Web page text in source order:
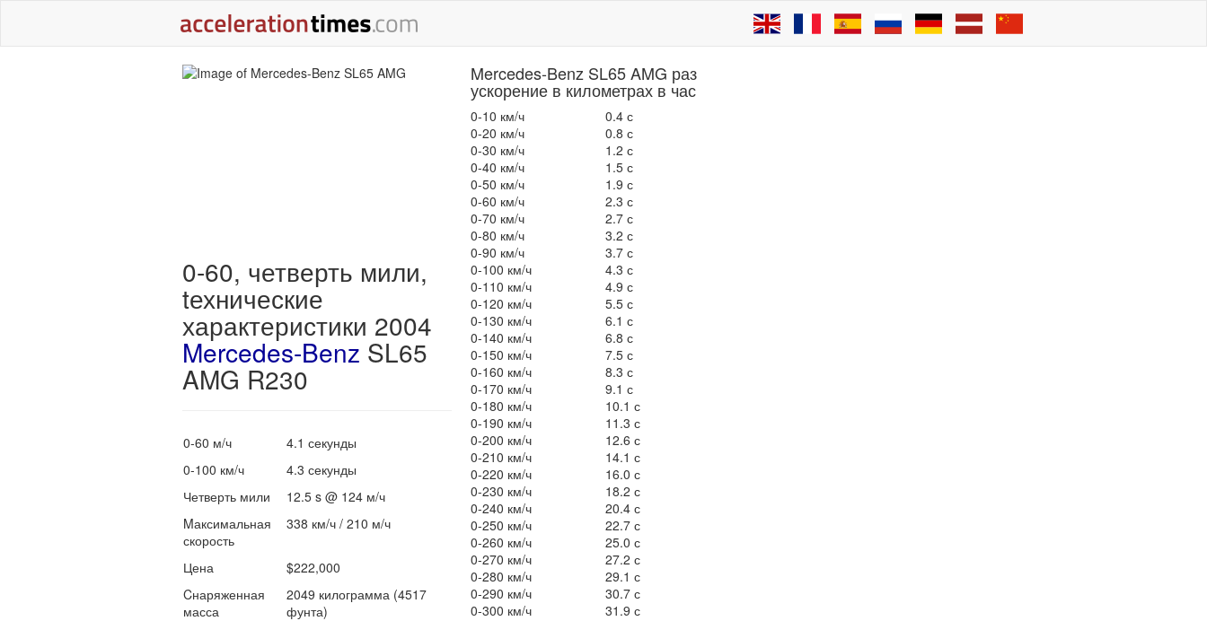
0-60, четверть мили,
tехнические
характеристики 2004
Mercedes-Benz SL65
AMG R230
0-60 м/ч
4.1 секунды
0-100 км/ч
4.3 секунды
Четверть мили
12.5 s @ 124 м/ч
Mаксимальная
скорость
338 км/ч / 210 м/ч
Цена
$222,000
Cнаряженная
масса
2049 килограмма (4517
фунта)
Mercedes-Benz SL65 AMG раз
ускорение в километрах в час
0-10 км/ч
0.4 с
0-20 км/ч
0.8 с
0-30 км/ч
1.2 с
0-40 км/ч
1.5 с
0-50 км/ч
1.9 с
0-60 км/ч
2.3 с
0-70 км/ч
2.7 с
0-80 км/ч
3.2 с
0-90 км/ч
3.7 с
0-100 км/ч
4.3 с
0-110 км/ч
4.9 с
0-120 км/ч
5.5 с
0-130 км/ч
6.1 с
0-140 км/ч
6.8 с
0-150 км/ч
7.5 с
0-160 км/ч
8.3 с
0-170 км/ч
9.1 с
0-180 км/ч
10.1 с
0-190 км/ч
11.3 с
0-200 км/ч
12.6 с
0-210 км/ч
14.1 с
0-220 км/ч
16.0 с
0-230 км/ч
18.2 с
0-240 км/ч
20.4 с
0-250 км/ч
22.7 с
0-260 км/ч
25.0 с
0-270 км/ч
27.2 с
0-280 км/ч
29.1 с
0-290 км/ч
30.7 с
0-300 км/ч
31.9 с